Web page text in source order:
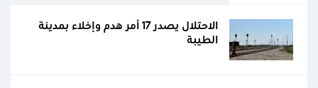
الاحتلال يصدر 17 أمر هدم وإخلاء بمدينة
الطيبة